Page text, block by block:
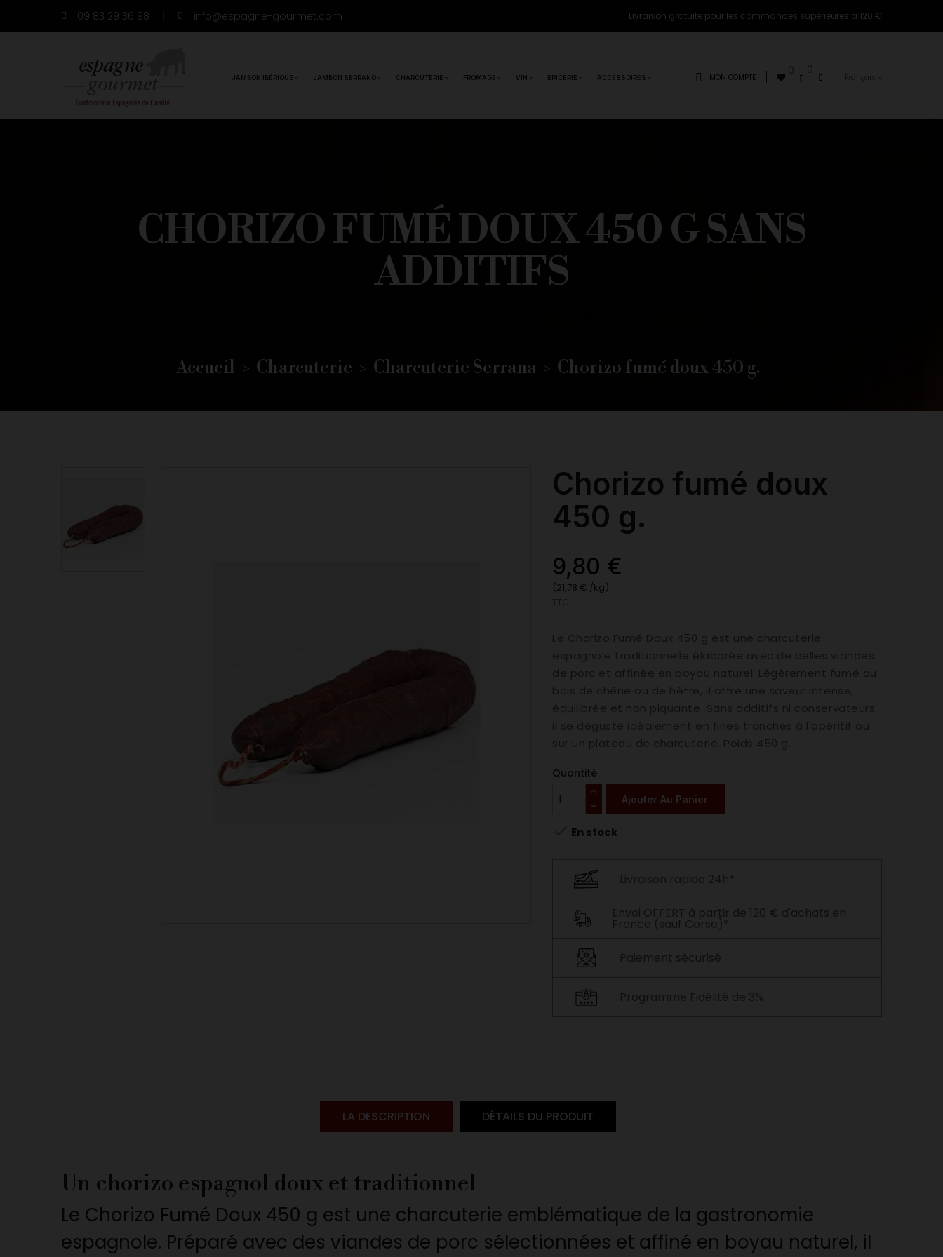
09 83 29 36 98 info@espagne-gourmet.com Livraison gratuite pour les commandes supérieures à 120 €
JAMBON IBÉRIQUE JAMBON SERRANO CHARCUTERIE FROMAGE VIN EPICERIE ACCESSOIRES MON COMPTE
CHORIZO FUMÉ DOUX 450 G SANS
ADDITIFS
Accueil Charcuterie Charcuterie Serrana Chorizo fumé doux 450 g.
Chorizo fumé doux
450 g.
9,80 €
(21,78 € /kg)
Quantité
Ajouter Au Panier
 En stock
LA DESCRIPTION DÉTAILS DU PRODUIT
Un chorizo espagnol doux et traditionnel
Le Chorizo Fumé Doux 450 g est une charcuterie emblématique de la gastronomie
espagnole. Préparé avec des viandes de porc sélectionnées et affiné en boyau naturel, il